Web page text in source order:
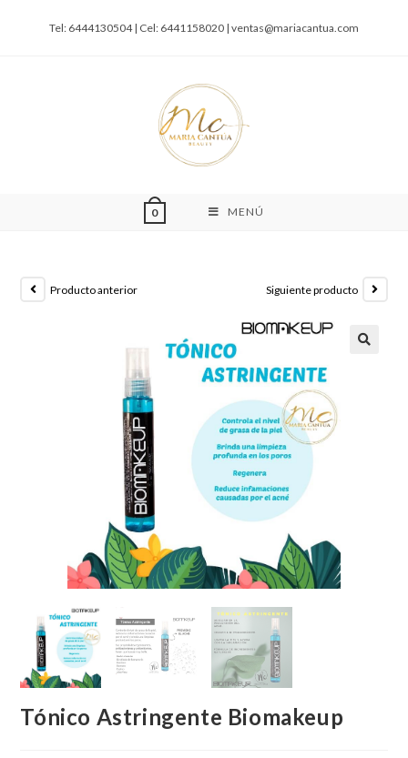
Tel: 6444130504 | Cel: 6441158020 | ventas@mariacantua.com
0 MENÚ
Producto anterior Siguiente producto
Tónico Astringente Biomakeup